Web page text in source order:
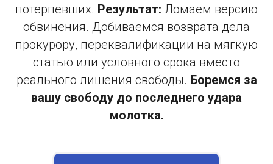
потерпевших. Результат: Ломаем версию
обвинения. Добиваемся возврата дела
прокурору, переквалификации на мягкую
статью или условного срока вместо
реального лишения свободы. Боремся за
вашу свободу до последнего удара
молотка.